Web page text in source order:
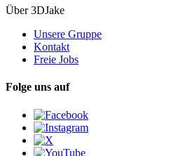
Über 3DJake
Unsere Gruppe
Kontakt
Freie Jobs
Folge uns auf